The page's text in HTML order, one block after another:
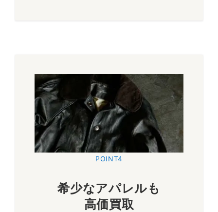
POINT4
希少なアパレルも
高価買取